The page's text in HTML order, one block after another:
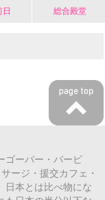
日 総合殿堂
ゴーバー・バービ
ージ・援交カフェ・
日本とは比べ物にな